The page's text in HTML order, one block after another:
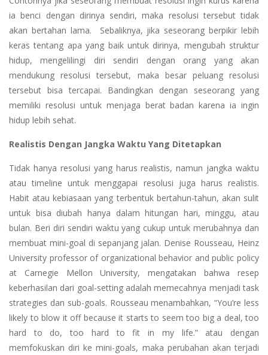
ia benci dengan dirinya sendiri, maka resolusi tersebut tidak
akan bertahan lama. Sebaliknya, jika seseorang berpikir lebih
keras tentang apa yang baik untuk dirinya, mengubah struktur
hidup, mengelilingi diri sendiri dengan orang yang akan
mendukung resolusi tersebut, maka besar peluang resolusi
tersebut bisa tercapai. Bandingkan dengan seseorang yang
memiliki resolusi untuk menjaga berat badan karena ia ingin
hidup lebih sehat.
Realistis Dengan Jangka Waktu Yang Ditetapkan
Tidak hanya resolusi yang harus realistis, namun jangka waktu
atau timeline untuk menggapai resolusi juga harus realistis.
Habit atau kebiasaan yang terbentuk bertahun-tahun, akan sulit
untuk bisa diubah hanya dalam hitungan hari, minggu, atau
bulan. Beri diri sendiri waktu yang cukup untuk merubahnya dan
membuat mini-goal di sepanjang jalan. Denise Rousseau, Heinz
University professor of organizational behavior and public policy
at Carnegie Mellon University, mengatakan bahwa resep
keberhasilan dari goal-setting adalah memecahnya menjadi task
strategies dan sub-goals. Rousseau menambahkan, “You’re less
likely to blow it off because it starts to seem too big a deal, too
hard to do, too hard to fit in my life.” atau dengan
memfokuskan diri ke mini-goals, maka perubahan akan terjadi